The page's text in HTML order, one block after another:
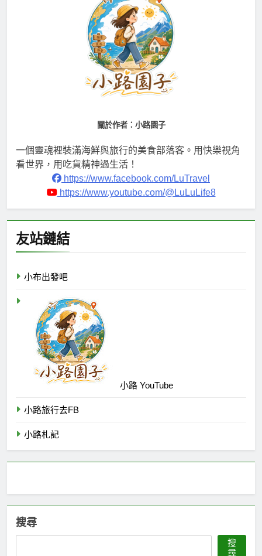
關於作者：小路園子
一個靈魂裡裝滿海鮮與旅行的美食部落客。用快樂視角
看世界，用吃貨精神過生活！
https://www.facebook.com/LuTravel
https://www.youtube.com/@LuLuLife8
友站鏈結
小布出發吧
小路 YouTube
小路旅行去FB
小路札記
搜尋
搜
尋